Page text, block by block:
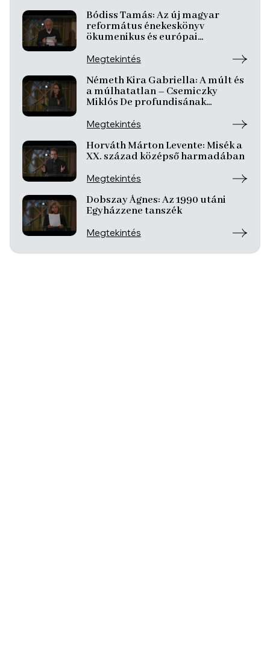
Bódiss Tamás: Az új magyar
református énekeskönyv
ökumenikus és európai
Megtekintés
Németh Kira Gabriella: A múlt és
a múlhatatlan – Csemiczky
Miklós De profundisának
Megtekintés
Horváth Márton Levente: Misék a
XX. század középső harmadában
Megtekintés
Dobszay Ágnes: Az 1990 utáni
Egyházzene tanszék
Megtekintés